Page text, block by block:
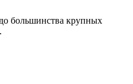
большинства крупных